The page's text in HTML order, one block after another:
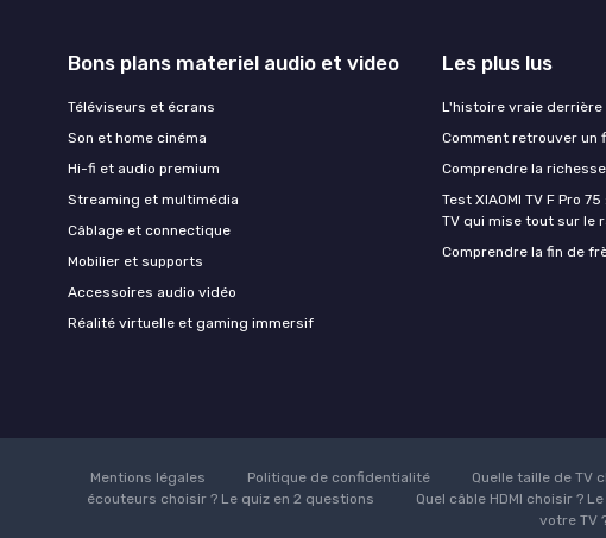
Bons plans materiel audio et video
Téléviseurs et écrans
Son et home cinéma
Hi-fi et audio premium
Streaming et multimédia
Câblage et connectique
Mobilier et supports
Accessoires audio vidéo
Réalité virtuelle et gaming immersif
Les plus lus
L'histoire vraie derrière
Comment retrouver un
Comprendre la
Test XIAOMI TV F Pro
TV qui mise tout sur le
Comprendre la fin de
Mentions légales Politique de confidentialité Quelle taille de TV
écouteurs choisir ? Le quiz en 2 questions
Quel câble HDMI choisir ?
votre TV